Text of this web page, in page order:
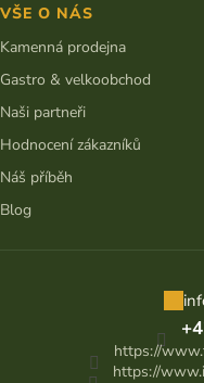
https://
https://
VŠE O NÁS
Kamenná prodejna
Gastro & velkoobchod
Naši partneři
Hodnocení zákazníků
Náš příběh
Blog